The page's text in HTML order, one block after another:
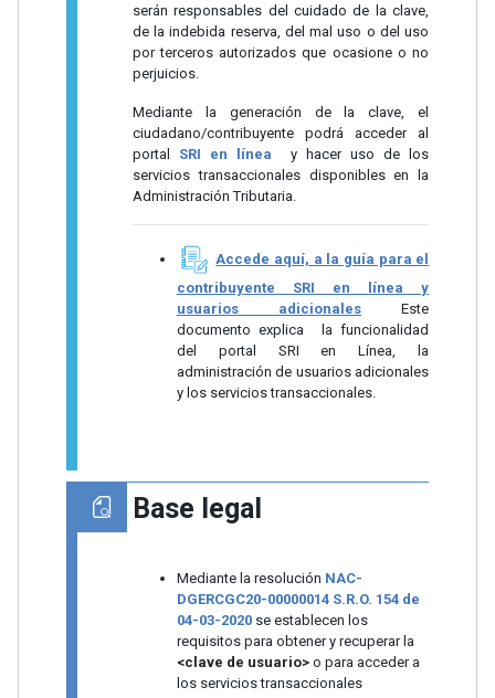
serán responsables del cuidado de la clave,
de la indebida reserva, del mal uso o del uso
por terceros autorizados que ocasione o no
perjuicios.
Mediante la generación de la clave, el
ciudadano/contribuyente podrá acceder al
portal SRI en línea
y hacer uso de los
servicios transaccionales disponibles en la
Administración Tributaria.
Accede aquí, a la guía para el
contribuyente SRI en línea y
usuarios adicionales Este
documento explica la funcionalidad
del portal SRI en Línea, la
administración de usuarios adicionales
y los servicios transaccionales.
Base legal
Mediante la resolución NAC-
DGERCGC20-00000014 S.R.O. 154 de
04-03-2020se establecen los
requisitos para obtener y recuperar la
<clave de usuario> o para acceder a
los servicios transaccionales